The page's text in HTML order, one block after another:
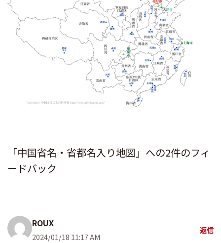
「中国省名・省都名入り地図」への2件のフィ
ードバック
ROUX
2024/01/18 11:17 AM
返信